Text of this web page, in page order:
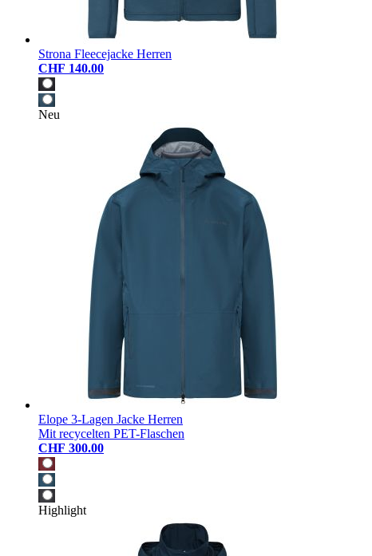
Strona Fleecejacke Herren
CHF 140.00
Neu
Elope 3-Lagen Jacke Herren
Mit recycelten PET-Flaschen
CHF 300.00
Highlight